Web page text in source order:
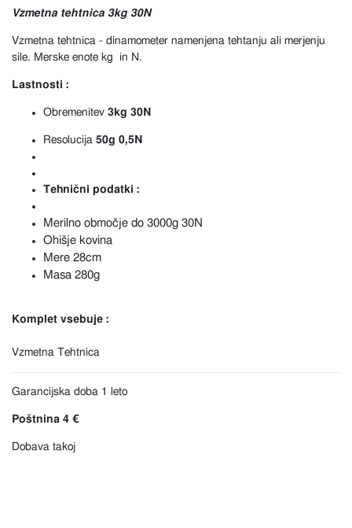
Vzmetna tehtnica 3kg 30N
Vzmetna tehtnica - dinamometer namenjena tehtanju ali merjenju
sile. Merske enote kg in N.
Lastnosti :
Obremenitev 3kg 30N
Resolucija 50g 0,5N
Tehnični podatki :
Merilno območje do 3000g 30N
Ohišje kovina
Mere 28cm
Masa 280g
Komplet vsebuje :
Vzmetna Tehtnica
Garancijska doba 1 leto
Poštnina 4 €
Dobava takoj